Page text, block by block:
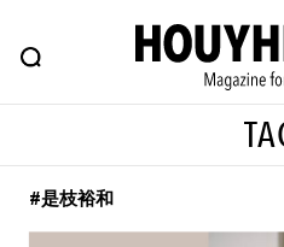
FEATURE BLOG
ヒップなファッション、カルチャ
#注目のタグ
#是枝裕和